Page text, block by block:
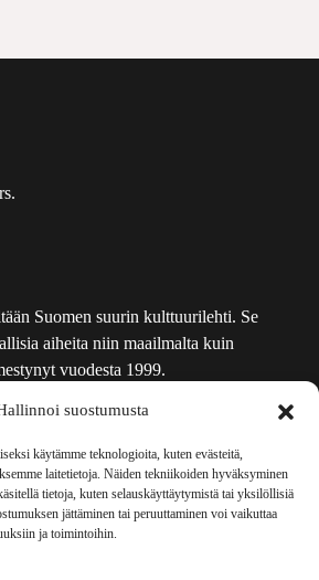
suostumusta
käytämme teknologioita, kuten evästeitä,
laitetietoja. Näiden tekniikoiden hyväksyminen
tietoja, kuten selauskäyttäytymistä tai yksilöllisiä
jättäminen tai peruuttaminen voi vaikuttaa
ja toimintoihin.
Suomen suurin kulttuurilehti. Se
aiheita niin maailmalta kuin
vuodesta 1999.